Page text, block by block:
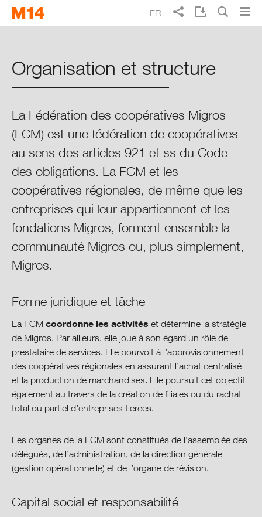
Skip
to
Skip
to
Vivre mieux au quotidien
Rapport intégré
Gouvernance coopérative
Culture, valeurs et éthique
Organisation et structure
Sociétés filiales & participations
Assemblée des délégués
L’administration
Le Management
Instruments de contrôle internes
FR
Organisation et structure
La Fédération des coopératives Migros
(FCM) est une fédération de coopératives
au sens des articles 921 et ss du Code
des obligations. La FCM et les
coopératives régionales, de même que les
entreprises qui leur appartiennent et les
fondations Migros, forment ensemble la
communauté Migros ou, plus simplement,
Migros.
Forme juridique et tâche
La FCM coordonne les activités et détermine la stratégie
de Migros. Par ailleurs, elle joue à son égard un rôle de
prestataire de services. Elle pourvoit à l’approvisionnement
des coopératives régionales en assurant l’achat centralisé
et la production de marchandises. Elle poursuit cet objectif
également au travers de la création de filiales ou du rachat
total ou partiel d’entreprises tierces.
Les organes de la FCM sont constitués de l’assemblée des
délégués, de l’administration, de la direction générale
(gestion opérationnelle) et de l’organe de révision.
Capital social et responsabilité